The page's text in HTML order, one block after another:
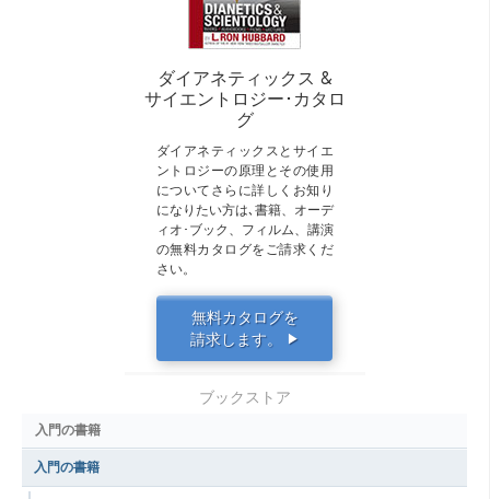
ダイアネティックス &
サイエントロジー･カタロ
グ
ダイアネティックスとサイエ
ントロジーの原理とその使用
についてさらに詳しくお知り
になりたい方は､書籍、オーデ
ィオ･ブック、フィルム、講演
の無料カタログをご請求くだ
さい。
無料カタログを
請求します。
▶
ブックストア
入門の書籍
入門の書籍